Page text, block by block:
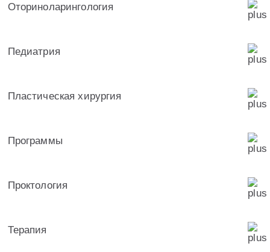
Оториноларингология
Педиатрия
Пластическая хирургия
Программы
Проктология
Терапия